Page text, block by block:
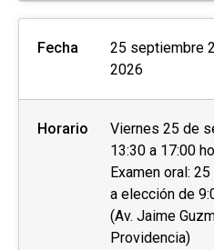
Fecha
25 septiembre
2026
Horario
Viernes 25 de
13:30 a 17:00
Examen oral:
a elección de
(Av. Jaime
Providencia)